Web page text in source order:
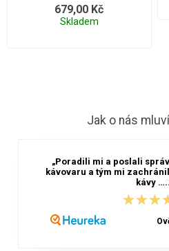
679,00 Kč
Skladem
Jak o nás
„Poradili mi a poslali
kávovaru a tým mi
kávy